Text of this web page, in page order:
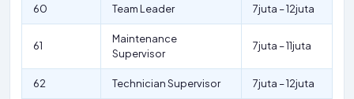
60 Team Leader 7juta – 12juta
61
Maintenance
Supervisor
7juta – 11juta
62 Technician Supervisor 7juta – 12juta